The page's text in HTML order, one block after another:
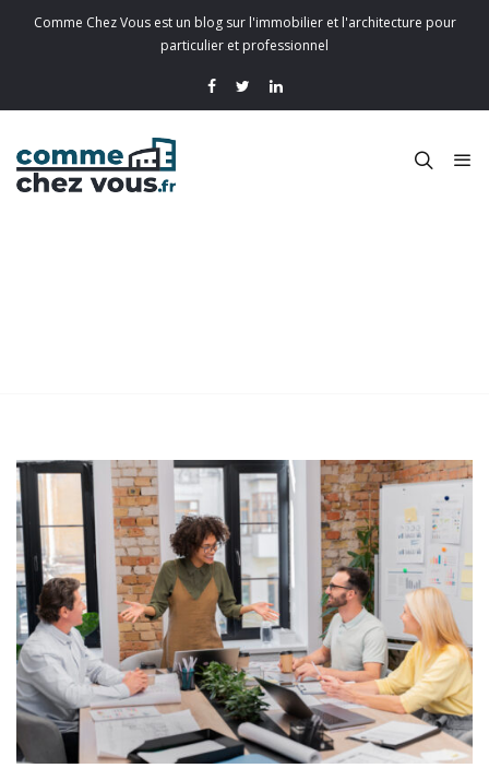
Comme Chez Vous est un blog sur l'immobilier et l'architecture pour
particulier et professionnel